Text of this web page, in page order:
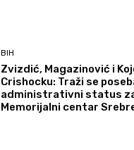
BIH
Zvizdić, Magazinović i
Crishocku: Traži se
administrativni status
Memorijalni centar